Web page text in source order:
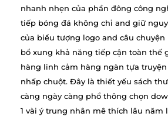
nhanh nhẹn của phần đông công
tiếp bóng đá không chỉ and giữ
của biểu tượng logo and câu
bổ xung khả năng tiếp cận toàn thế
hàng linh cảm hàng ngàn tựa
nhấp chuột. Đây là thiết yếu sách
càng ngày càng phổ thông chọn
1 vài ý trung nhân mê thích lâu năm